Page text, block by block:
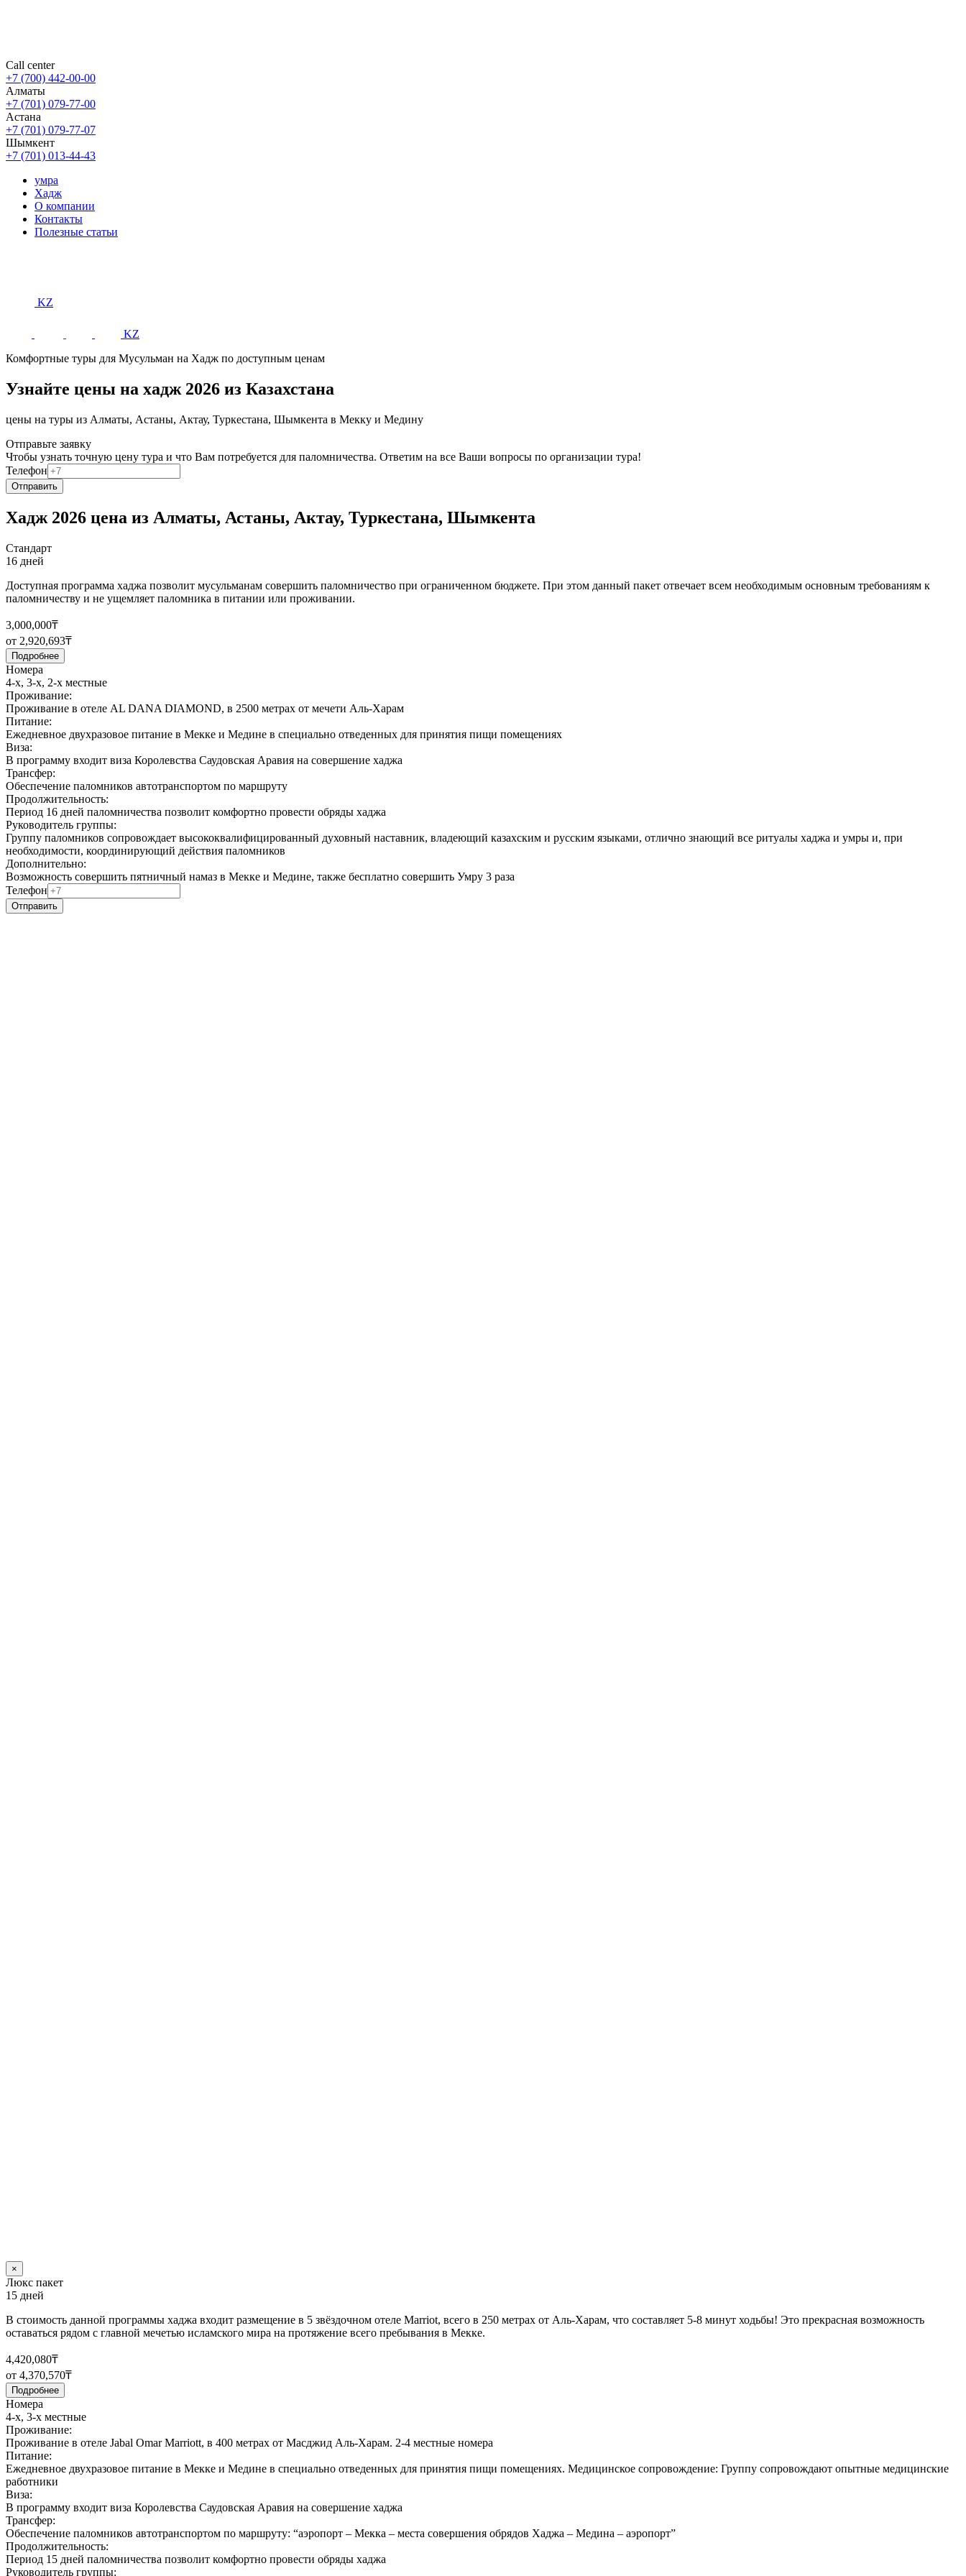
Call center
+7 (700) 442-00-00
Алматы
+7 (701) 079-77-00
Астана
+7 (701) 079-77-07
Шымкент
+7 (701) 013-44-43
умра
Хадж
О компании
Контакты
Полезные статьи
KZ
KZ
Комфортные туры для Мусульман на Хадж по доступным ценам
Узнайте цены на хадж 2026 из Казахстана
цены на туры из Алматы, Астаны, Актау, Туркестана, Шымкента в Мекку и Медину
Отправьте заявку
Чтобы узнать точную цену тура и что Вам потребуется для паломничества. Ответим на все Ваши вопросы по организации тура!
Телефон
Отправить
Хадж 2026 цена из Алматы, Астаны, Актау, Туркестана, Шымкента
Стандарт
16 дней
Доступная программа хаджа позволит мусульманам совершить паломничество при ограниченном бюджете. При этом данный пакет отвечает всем необходимым основным требованиям к
паломничеству и не ущемляет паломника в питании или проживании.
3,000,000₸
от 2,920,693₸
Подробнее
Номера
4-х, 3-х, 2-х местные
Проживание:
Проживание в отеле AL DANA DIAMOND, в 2500 метрах от мечети Аль-Харам
Питание:
Ежедневное двухразовое питание в Мекке и Медине в специально отведенных для принятия пищи помещениях
Виза:
В программу входит виза Королевства Саудовская Аравия на совершение хаджа
Трансфер:
Обеспечение паломников автотранспортом по маршруту
Продолжительность:
Период 16 дней паломничества позволит комфортно провести обряды хаджа
Руководитель группы:
Группу паломников сопровождает высококвалифицированный духовный наставник, владеющий казахским и русским языками, отлично знающий все ритуалы хаджа и умры и, при
необходимости, координирующий действия паломников
Дополнительно:
Возможность совершить пятничный намаз в Мекке и Медине, также бесплатно совершить Умру 3 раза
Телефон
Отправить
×
Люкс пакет
15 дней
В стоимость данной программы хаджа входит размещение в 5 звёздочном отеле Marriot, всего в 250 метрах от Аль-Харам, что составляет 5-8 минут ходьбы! Это прекрасная возможность
оставаться рядом с главной мечетью исламского мира на протяжение всего пребывания в Мекке.
4,420,080₸
от 4,370,570₸
Подробнее
Номера
4-х, 3-х местные
Проживание:
Проживание в отеле Jabal Omar Marriott, в 400 метрах от Масджид Аль-Харам. 2-4 местные номера
Питание:
Ежедневное двухразовое питание в Мекке и Медине в специально отведенных для принятия пищи помещениях. Медицинское сопровождение: Группу сопровождают опытные медицинские
работники
Виза:
В программу входит виза Королевства Саудовская Аравия на совершение хаджа
Трансфер:
Обеспечение паломников автотранспортом по маршруту: “аэропорт – Мекка – места совершения обрядов Хаджа – Медина – аэропорт”
Продолжительность:
Период 15 дней паломничества позволит комфортно провести обряды хаджа
Руководитель группы: